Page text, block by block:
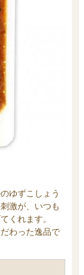
ゆずこしょう
激が、いつも
くれます。
わった逸品で